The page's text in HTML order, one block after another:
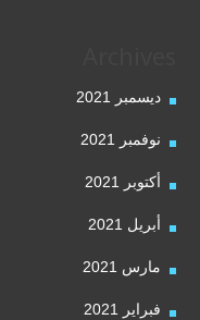
ديسمبر 2021
نوفمبر 2021
أكتوبر 2021
أبريل 2021
مارس 2021
فبراير 2021